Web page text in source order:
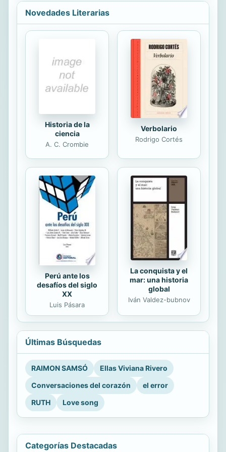
Alef -bet alfabeto hebreo Para La
Con Lo Que Verán Dentro 2 El Orden
de los libros ordenados
cronológicamente Nombres
restaurados de Padre e Hijo y demás
.- 3 Glosario hebreo español en esta
biblia 4 fuentes hebreas y arameas
explicadas Cada uña de ellas.- 5
Novedades Literarias
Historia de la
ciencia
A. C. Crombie
Verbolario
Rodrigo Cortés
Perú ante los
desafíos del siglo
XX
Luis Pásara
La conquista y el
mar: una historia
global
Iván Valdez-bubnov
Últimas Búsquedas
RAIMON SAMSÓ
Ellas Viviana Rivero
Conversaciones del corazón
el error
RUTH
Love song
Categorías Destacadas